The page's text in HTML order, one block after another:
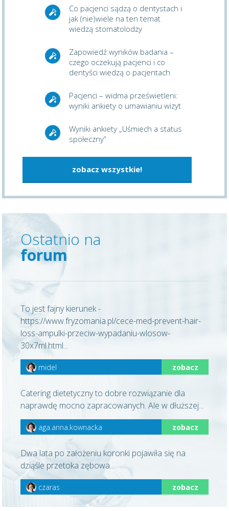
Co pacjenci sądzą o dentystach i
jak (nie)wiele na ten temat
wiedzą stomatolodzy
Zapowiedź wyników badania –
czego oczekują pacjenci i co
dentyści wiedzą o pacjentach
Pacjenci – widma prześwietleni:
wyniki ankiety o umawianiu wizyt
Wyniki ankiety „Uśmiech a status
społeczny”
zobacz wszystkie!
Ostatnio na
forum
To jest fajny kierunek -
https://www.fryzomania.pl/cece-med-prevent-hair-
loss-ampulki-przeciw-wypadaniu-wlosow-
30x7ml.html...
midel zobacz
Catering dietetyczny to dobre rozwiązanie dla
naprawdę mocno zapracowanych. Ale w dłuższej...
aga.anna.kownacka zobacz
Dwa lata po założeniu koronki pojawiła się na
dziąśle przetoka zębowa....
czaras zobacz